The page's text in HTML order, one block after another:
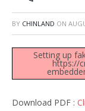
BY CHINLAND ON
Setting up
https://
Download PDF :